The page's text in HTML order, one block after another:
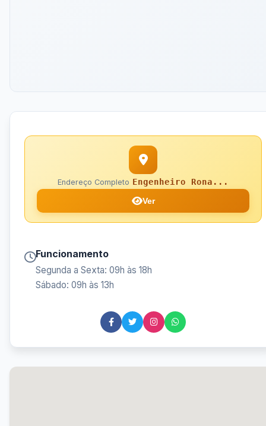
Endereço Completo Engenheiro Rona...
Ver
Funcionamento
Segunda a Sexta: 09h às 18h
Sábado: 09h às 13h